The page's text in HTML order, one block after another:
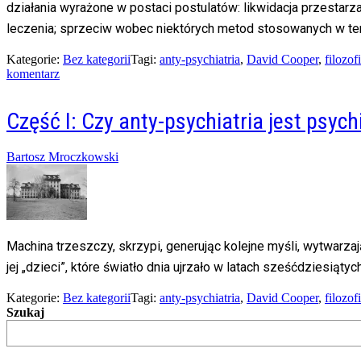
działania wyrażone w postaci postulatów: likwidacja
leczenia; sprzeciw wobec niektórych metod stosowanych w
Kategorie: Bez kategoriiTagi: anty-psychiatria, David Cooper,
komentarzon
Czy
anty-
jest
psychiatrią?
Część I: Czy anty-psychiatria jest
Posted
on
09/05/201420/02/2016
Bartosz Mroczkowski
Machina trzeszczy, skrzypi, generując kolejne myśli,
jej „dzieci”, które światło dnia ujrzało w latach
Kategorie: Bez kategoriiTagi: anty-psychiatria, David Cooper,
Szukaj